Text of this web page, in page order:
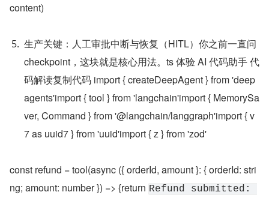
content)
生产关键：人工审批中断与恢复（HITL）你之前一直问
checkpoint，这块就是核心用法。ts 体验 AI 代码助手 代
码解读复制代码 import { createDeepAgent } from 'deep
agents'import { tool } from 'langchain'import { MemorySa
ver, Command } from '@langchain/langgraph'import { v
7 as uuid7 } from 'uuid'import { z } from 'zod'
const refund = tool(async ({ orderId, amount }: { orderId: stri
ng; amount: number }) => {return Refund submitted: